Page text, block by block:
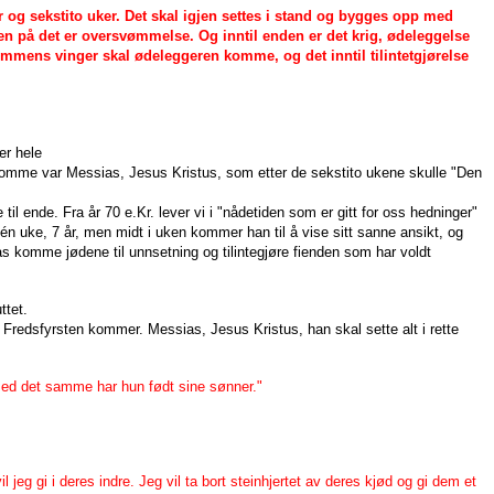
sekstito uker. Det skal igjen settes i stand og bygges opp med
på det er oversvømmelse. Og inntil enden er det krig, ødeleggelse
vinger skal ødeleggeren komme, og det inntil tilintetgjørelse
hele
var Messias, Jesus Kristus, som etter de sekstito ukene skulle "Den
ende. Fra år 70 e.Kr. lever vi i "nådetiden som er gitt for oss hedninger"
uke, 7 år, men midt i uken kommer han til å vise sitt sanne ansikt, og
komme jødene til unnsetning og tilintegjøre fienden som har voldt
kommer. Messias, Jesus Kristus, han skal sette alt i rette
det samme har hun født sine sønner."
jeg gi i deres indre. Jeg vil ta bort steinhjertet av deres kjød og gi dem et